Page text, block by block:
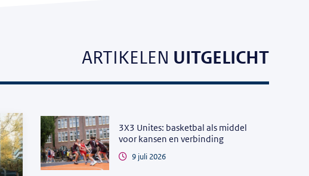
ARTIKELEN UITGELICHT
3X3 Unites: basketbal als middel
voor kansen en verbinding
9 juli 2026